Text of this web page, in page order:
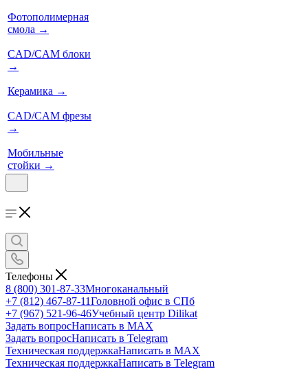
Фотополимерная
смола →
CAD/CAM блоки
→
Керамика →
CAD/CAM фрезы
→
Мобильные
стойки →
Телефоны
8 (800) 301-87-33Многоканальный
+7 (812) 467-87-11Головной офис в СПб
+7 (967) 521-96-46Учебный центр Dilikat
Задать вопросНаписать в MAX
Задать вопросНаписать в Telegram
Техническая поддержкаНаписать в MAX
Техническая поддержкаНаписать в Telegram